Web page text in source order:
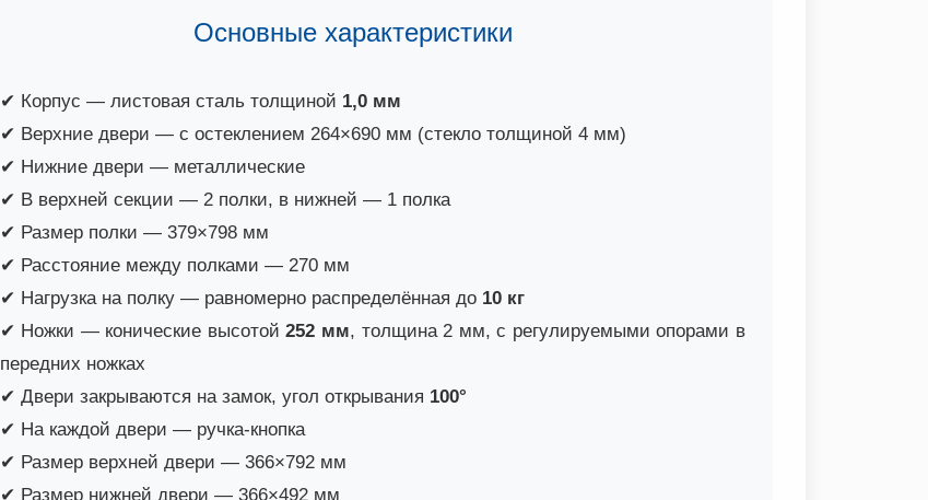
Основные характеристики
✔ Корпус — листовая сталь толщиной 1,0 мм
✔ Верхние двери — с остеклением 264×690 мм (стекло толщиной 4 мм)
✔ Нижние двери — металлические
✔ В верхней секции — 2 полки, в нижней — 1 полка
✔ Размер полки — 379×798 мм
✔ Расстояние между полками — 270 мм
✔ Нагрузка на полку — равномерно распределённая до 10 кг
✔ Ножки — конические высотой252 мм, толщина 2 мм, с регулируемыми опорами в
передних ножках
✔ Двери закрываются на замок, угол открывания 100°
✔ На каждой двери — ручка-кнопка
✔ Размер верхней двери — 366×792 мм
✔ Размер нижней двери — 366×492 мм